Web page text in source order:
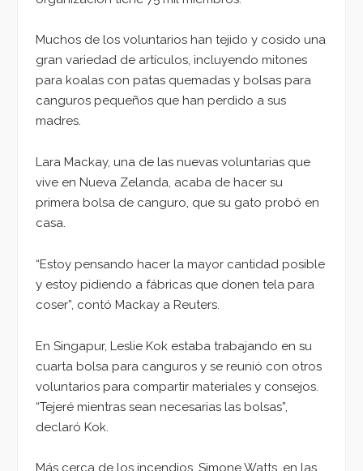
Muchos de los voluntarios han tejido y cosido una
gran variedad de artículos, incluyendo mitones
para koalas con patas quemadas y bolsas para
canguros pequeños que han perdido a sus
madres.
Lara Mackay, una de las nuevas voluntarias que
vive en Nueva Zelanda, acaba de hacer su
primera bolsa de canguro, que su gato probó en
casa.
“Estoy pensando hacer la mayor cantidad posible
y estoy pidiendo a fábricas que donen tela para
coser”, contó Mackay a Reuters.
En Singapur, Leslie Kok estaba trabajando en su
cuarta bolsa para canguros y se reunió con otros
voluntarios para compartir materiales y consejos.
“Tejeré mientras sean necesarias las bolsas”,
declaró Kok.
Más cerca de los incendios, Simone Watts, en las